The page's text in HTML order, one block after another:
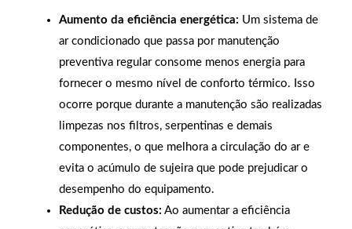
Aumento da eficiência energética: Um sistema de
ar condicionado que passa por manutenção
preventiva regular consome menos energia para
fornecer o mesmo nível de conforto térmico. Isso
ocorre porque durante a manutenção são realizadas
limpezas nos filtros, serpentinas e demais
componentes, o que melhora a circulação do ar e
evita o acúmulo de sujeira que pode prejudicar o
desempenho do equipamento.
Redução de custos: Ao aumentar a eficiência